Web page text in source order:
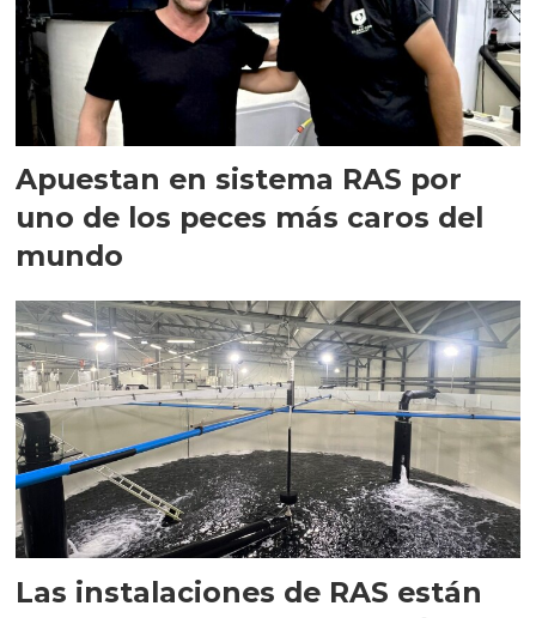
Apuestan en sistema RAS por
uno de los peces más caros del
mundo
Las instalaciones de RAS están